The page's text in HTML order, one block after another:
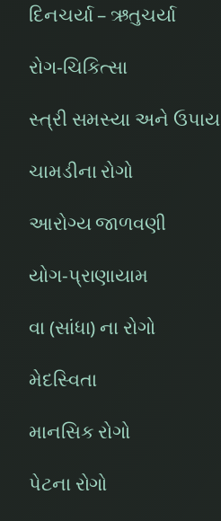
દિનચર્યા – ઋતુચર્યા
રોગ-ચિકિત્સા
સ્ત્રી સમસ્યા અને ઉપાય
ચામડીના રોગો
આરોગ્ય જાળવણી
યોગ-પ્રાણાયામ
વા (સાંધા) ના રોગો
મેદસ્વિતા
માનસિક રોગો
પેટના રોગો